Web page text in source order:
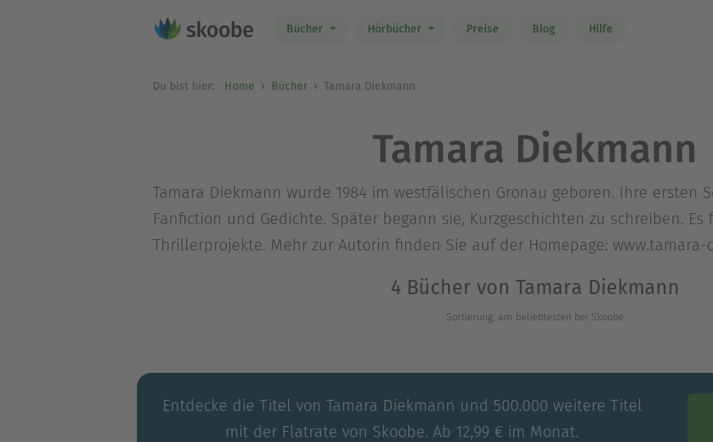
Bücher Hörbücher Preise Blog Hilfe
Du bist hier: Home Bücher Tamara Diekmann
Tamara Diekmann
Tamara Diekmann wurde 1984 im westfälischen Gronau geboren. Ihre ersten
Fanfiction und Gedichte. Später begann sie, Kurzgeschichten zu schreiben.
Thrillerprojekte. Mehr zur Autorin finden Sie auf der Homepage: www.tamara-
4 Bücher von Tamara Diekmann
Sortierung: am beliebtesten bei Skoobe
Entdecke die Titel von Tamara Diekmann und 500.000 weitere Titel
mit der Flatrate von Skoobe. Ab 12,99 € im Monat.